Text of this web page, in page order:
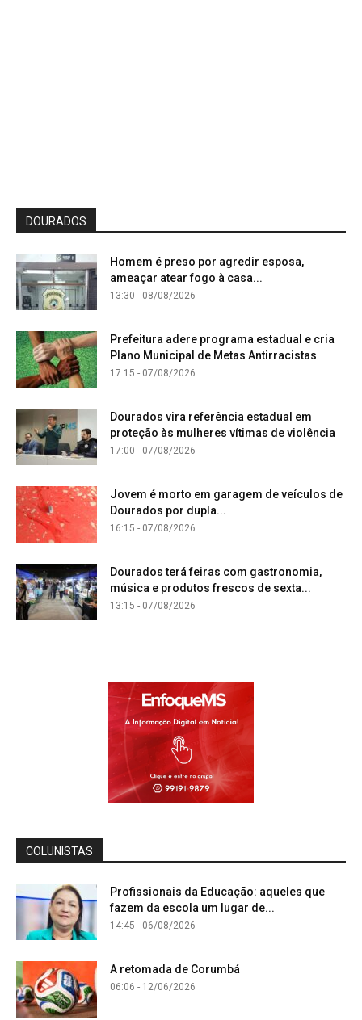
DOURADOS
Homem é preso por agredir esposa,
ameaçar atear fogo à casa...
13:30 - 08/08/2026
Prefeitura adere programa estadual e cria
Plano Municipal de Metas Antirracistas
17:15 - 07/08/2026
Dourados vira referência estadual em
proteção às mulheres vítimas de violência
17:00 - 07/08/2026
Jovem é morto em garagem de veículos de
Dourados por dupla...
16:15 - 07/08/2026
Dourados terá feiras com gastronomia,
música e produtos frescos de sexta...
13:15 - 07/08/2026
COLUNISTAS
Profissionais da Educação: aqueles que
fazem da escola um lugar de...
14:45 - 06/08/2026
A retomada de Corumbá
06:06 - 12/06/2026